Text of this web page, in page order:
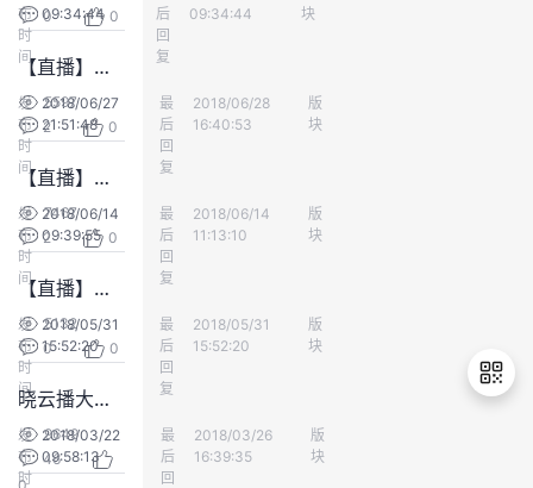
验
收
藏
议
布
时
间
09:34:44
后
回
复
09:34:44
块
0
0
【直播】社交化编程与Code Review如何实践？
发
布
时
间
2018/06/27
21:51:48
最
后
回
复
Fareast
2018/06/28
16:40:53
版
块
5597
2
0
【直播】揭秘华为云分布式数据库中间件的前世今生
发
布
时
间
2018/06/14
09:39:55
最
后
回
复
华为云社区精选
2018/06/14
11:13:10
版
块
7467
2
0
【直播】应用运维搞不定？那是因为你还没有用过它！
发
布
时
间
2018/05/31
15:52:20
最
后
回
复
高晓云
2018/05/31
15:52:20
版
块
5132
0
0
晓云播大会：华为中国生态伙伴大会2018 现场图文直播
发
布
时
2018/03/22
09:58:13
最
后
回
W--wangzhiqiang
2018/03/26
16:39:35
版
块
9649
46